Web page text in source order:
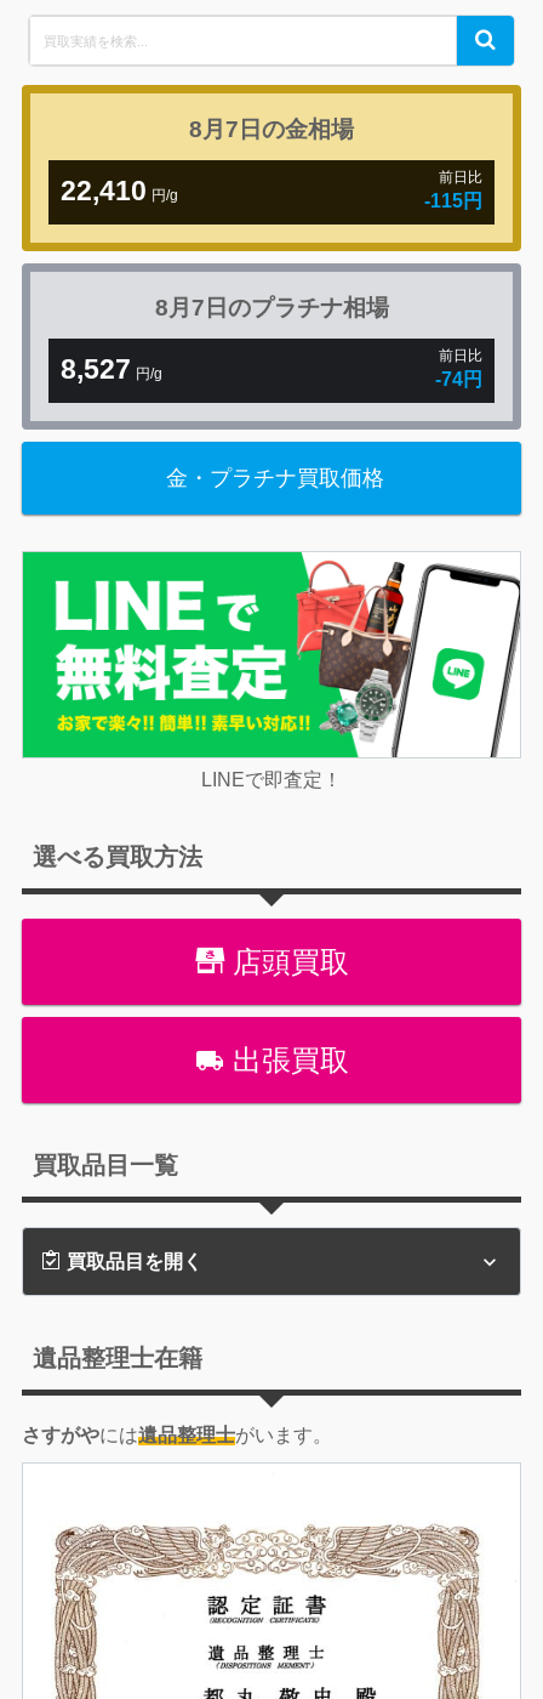
for:
Search
8月7日の金相場
22,410 円/g
前日比
-115円
8月7日のプラチナ相場
8,527 円/g
前日比
-74円
金・プラチナ買取価格
LINEで即査定！
選べる買取方法
店頭買取
出張買取
買取品目一覧
買取品目を開く
遺品整理士在籍
さすがやには遺品整理士がいます。